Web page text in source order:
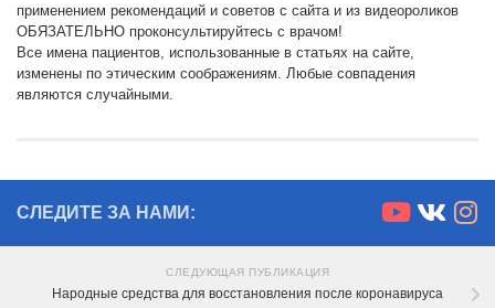
применением рекомендаций и советов с сайта и из видеороликов
ОБЯЗАТЕЛЬНО проконсультируйтесь с врачом!
Все имена пациентов, использованные в статьях на сайте,
изменены по этическим соображениям. Любые совпадения
являются случайными.
СЛЕДИТЕ ЗА НАМИ:
СЛЕДУЮЩАЯ ПУБЛИКАЦИЯ
Народные средства для восстановления после коронавируса